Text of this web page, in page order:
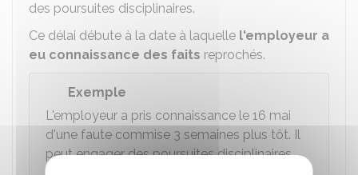
des poursuites disciplinaires.
Ce délai débute à la date à laquelle l'employeur a
eu connaissance des faits reprochés.
Exemple
L'employeur a pris connaissance le 16 mai
d'une faute commise 3 semaines plus tôt. Il
peut engager des poursuites disciplinaires